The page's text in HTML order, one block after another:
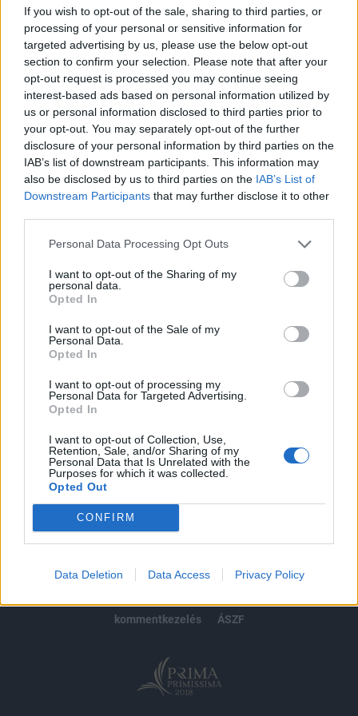
If you wish to opt-out of the sale, sharing to third parties, or
processing of your personal or sensitive information for
targeted advertising by us, please use the below opt-out
section to confirm your selection. Please note that after your
opt-out request is processed you may continue seeing
interest-based ads based on personal information utilized by
us or personal information disclosed to third parties prior to
your opt-out. You may separately opt-out of the further
disclosure of your personal information by third parties on the
IAB’s list of downstream participants. This information may
also be disclosed by us to third parties on the IAB’s List of
Downstream Participants that may further disclose it to other
Personal Data Processing Opt Outs
I want to opt-out of the Sharing of my
personal data.
Opted In
I want to opt-out of the Sale of my
Personal Data.
Opted In
I want to opt-out of processing my
Personal Data for Targeted Advertising.
Opted In
I want to opt-out of Collection, Use,
Retention, Sale, and/or Sharing of my
Personal Data that Is Unrelated with the
Purposes for which it was collected.
Opted Out
CONFIRM
Data Deletion Data Access Privacy Policy
felvett, természetben a 2400 Dunaújváros, Verebély László
utca 26. alatti, „felülvizsgálat alatt” lévő, 8000 m2
alapterületű, kivett telephely megnevezésű ingatlan
megvásárlásának és fejlesztésének finanszírozása. A
kölcsön összege 271 millió, amelyhez a társaság 30,1
millió forint saját erőt biztosít....
KEDVES OLVASÓNK!
A keresett cikk a portfolio.hu hírarchívumához
Portfolio.hu teljes cikkarchívum
Kötéslisták: BÉT elmúlt 2 év napon belüli
MÁR ELŐFIZETŐNK VAGY?
© 2026 Portfolio
impresszum
jogi nyilatkozat
süti beállítások
kommentkezelés
ÁSZF